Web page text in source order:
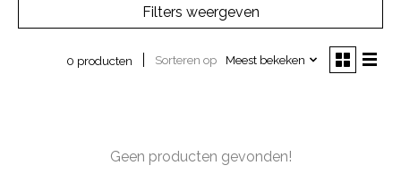
Filters weergeven
0 producten Sorteren op Meest bekeken
Geen producten gevonden!